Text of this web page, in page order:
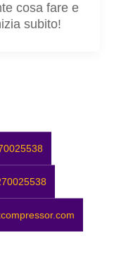
cosa fare e
subito!